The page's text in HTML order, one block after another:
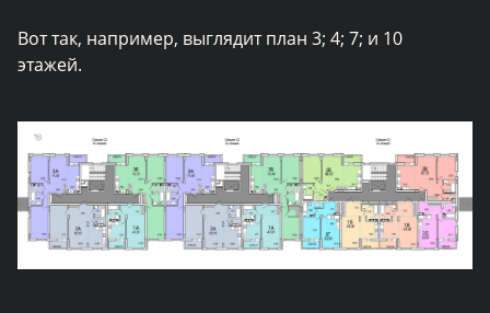
Вот так, например, выглядит план 3; 4; 7; и 10
этажей.